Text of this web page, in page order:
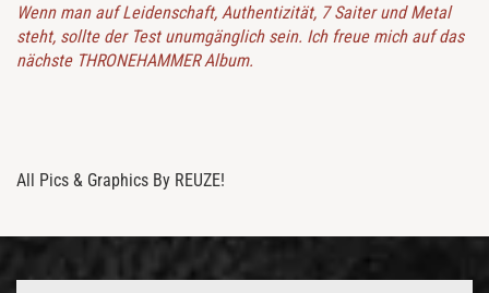
Wenn man auf Leidenschaft, Authentizität, 7 Saiter und Metal
steht, sollte der Test unumgänglich sein. Ich freue mich auf das
nächste THRONEHAMMER Album.
All Pics & Graphics By REUZE!